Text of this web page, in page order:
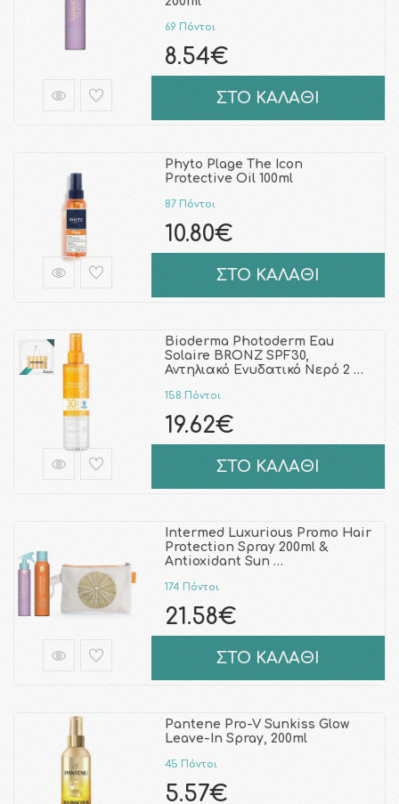
69 Πόντοι
8.54€
ΣΤΟ ΚΑΛΑΘΙ
Phyto Plage The Icon
Protective Oil 100ml
87 Πόντοι
10.80€
ΣΤΟ ΚΑΛΑΘΙ
Bioderma Photoderm Eau
Solaire BRONZ SPF30,
Αντηλιακό Ενυδατικό Νερό 2 …
158 Πόντοι
19.62€
ΣΤΟ ΚΑΛΑΘΙ
Intermed Luxurious Promo Hair
Protection Spray 200ml &
Antioxidant Sun …
174 Πόντοι
21.58€
ΣΤΟ ΚΑΛΑΘΙ
Pantene Pro-V Sunkiss Glow
Leave-In Spray, 200ml
45 Πόντοι
5.57€